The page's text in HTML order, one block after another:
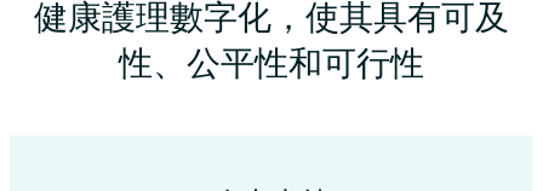
健康護理數字化，使其具有可及
性、公平性和可行性